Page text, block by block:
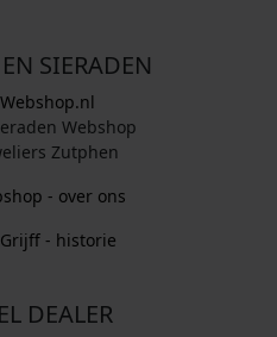
SIERADEN
Webshop
Zutphen
- over ons
- historie
DEALER